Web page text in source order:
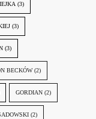
(3)
(3)
(3)
BECKÓW (2)
GORDIAN (2)
(2)